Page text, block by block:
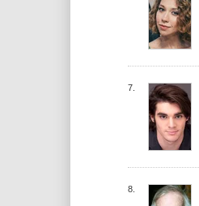
7.
8.